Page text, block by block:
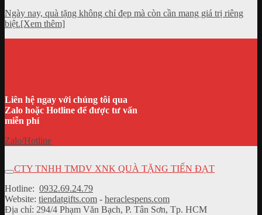
Ngày nay, quà tặng không chỉ đẹp mà còn cần mang giá trị riêng
biệt.[Xem thêm]
Liên hệ ngay với chúng tôi qua
Zalo hoặc Hotline để được tư vấn
miễn phí
Zalo/Hotline
CTY TNHH TMDV XNK QUÀ TẶNG TIẾN ĐẠT
Hotline: 0932.69.24.79
Website: tiendatgifts.com - heraclespens.com
Địa chỉ: 294/4 Phạm Văn Bạch, P. Tân Sơn, Tp. HCM